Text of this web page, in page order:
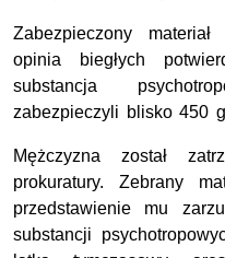
Zabezpieczony
opinia biegłych
substancja
zabezpieczyli blisko 450
Mężczyzna został
prokuratury. Zebrany
przedstawienie mu
substancji